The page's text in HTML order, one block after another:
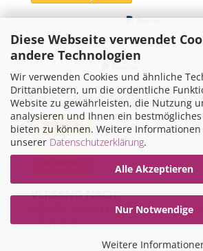
Diese Webseite verwendet
andere Technologien
Wir verwenden Cookies und ähnliche
Drittanbietern, um die ordentliche
Website zu gewährleisten, die Nutzung
analysieren und Ihnen ein
bieten zu können. Weitere
unserer Datenschutzerklärung.
Alle Akzeptieren
Nur Notwendige
Weitere
"Später bezahlen" via
Kreditkarte via
WIR VERSENDEN MIT
VERSAND NACH:
DEUTSCHLAND, ÖSTERREICH UND
SCHWEIZ